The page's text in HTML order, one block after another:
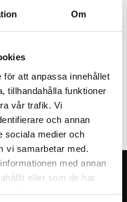
Om
för att anpassa innehållet
tillhandahålla funktioner
vår trafik. Vi
och annan
sociala medier och
vi samarbetar med.
med annan
eller som de har
med Kraftmark –